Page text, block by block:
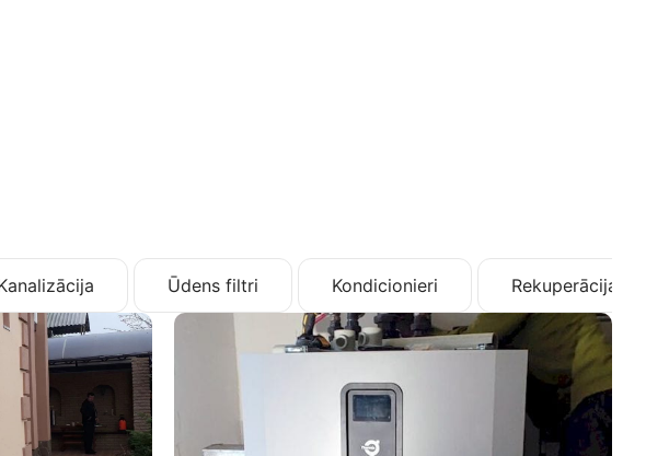
Ūdens filtri Kondicionieri Rekuperācija